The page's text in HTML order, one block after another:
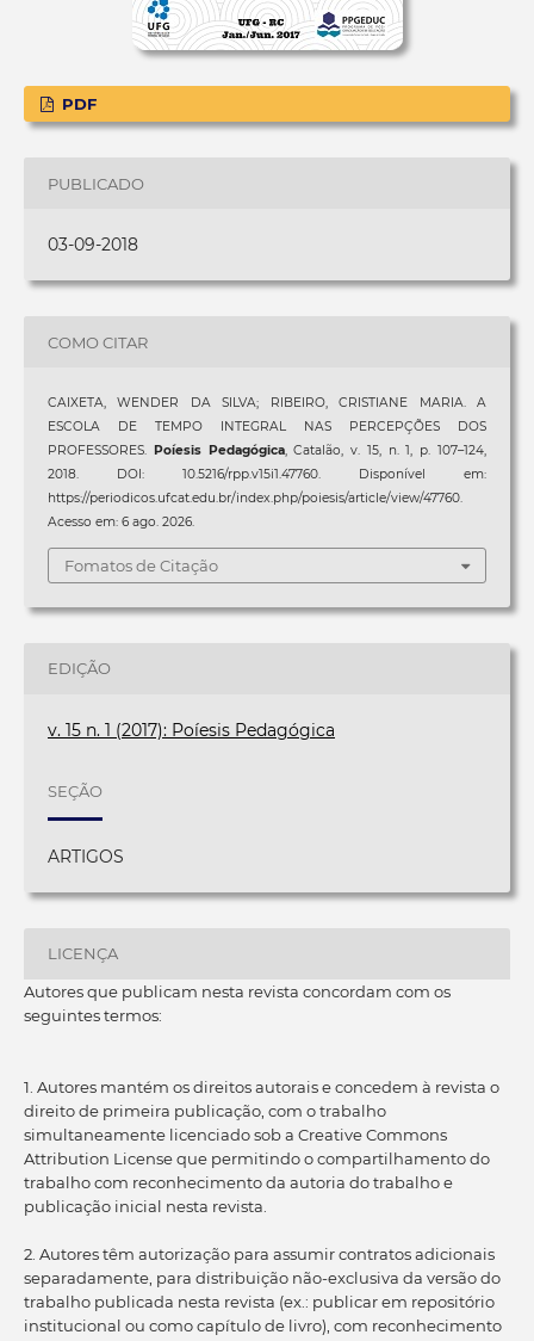
PDF
PUBLICADO
03-09-2018
COMO CITAR
CAIXETA, WENDER DA SILVA; RIBEIRO, CRISTIANE MARIA. A
ESCOLA DE TEMPO INTEGRAL NAS PERCEPÇÕES DOS
PROFESSORES.
Poíesis Pedagógica, Catalão, v. 15, n. 1, p. 107–124,
2018. DOI: 10.5216/rpp.v15i1.47760. Disponível em:
https://periodicos.ufcat.edu.br/index.php/poiesis/article/view/47760.
Acesso em: 6 ago. 2026.
Fomatos de Citação
EDIÇÃO
v. 15 n. 1 (2017): Poíesis Pedagógica
SEÇÃO
ARTIGOS
LICENÇA
Autores que publicam nesta revista concordam com os
seguintes termos:
1. Autores mantém os direitos autorais e concedem à revista o
direito de primeira publicação, com o trabalho
simultaneamente licenciado sob a Creative Commons
Attribution License que permitindo o compartilhamento do
trabalho com reconhecimento da autoria do trabalho e
publicação inicial nesta revista.
2. Autores têm autorização para assumir contratos adicionais
separadamente, para distribuição não-exclusiva da versão do
trabalho publicada nesta revista (ex.: publicar em repositório
institucional ou como capítulo de livro), com reconhecimento